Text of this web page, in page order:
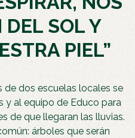
DEL SOL Y
PIEL”
de dos escuelas locales se
y al equipo de Educo para
de que llegaran las lluvias.
árboles que serán